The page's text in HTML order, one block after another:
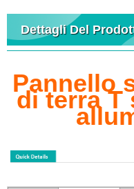
Dettagli Del
Pannello
di terra T